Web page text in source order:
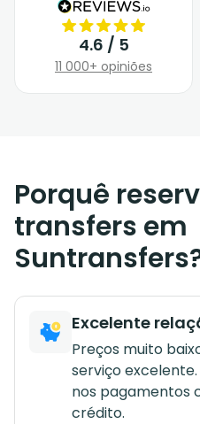
4.6 / 5
11 000+ opiniões
Porquê
transfers em
Excelente
Preços muito
serviço
nos pagamentos
crédito.